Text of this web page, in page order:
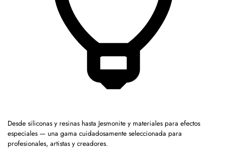
Desde siliconas y resinas hasta Jesmonite y materiales para efectos
especiales — una gama cuidadosamente seleccionada para
profesionales, artistas y creadores.